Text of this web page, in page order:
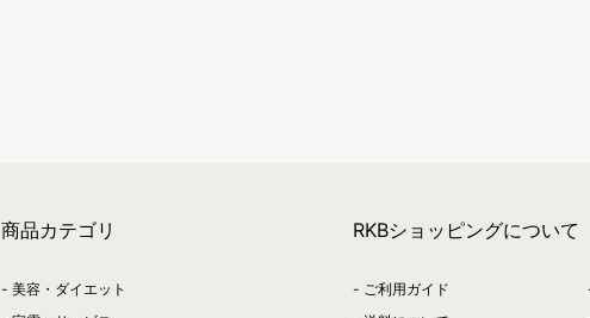
商品カテゴリ
美容・ダイエット
RKBショッピングについて
ご利用ガイド